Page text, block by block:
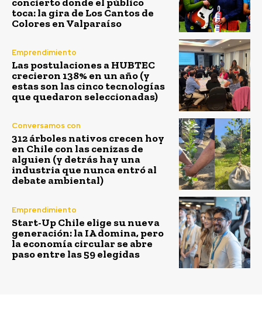
toca: la gira de Los Cantos de
Colores en Valparaíso
Emprendimiento
Las postulaciones a HUBTEC
crecieron 138% en un año (y
estas son las cinco tecnologías
que quedaron seleccionadas)
Conversamos con
312 árboles nativos crecen hoy
en Chile con las cenizas de
alguien (y detrás hay una
industria que nunca entró al
debate ambiental)
Emprendimiento
Start-Up Chile elige su nueva
generación: la IA domina, pero
la economía circular se abre
paso entre las 59 elegidas